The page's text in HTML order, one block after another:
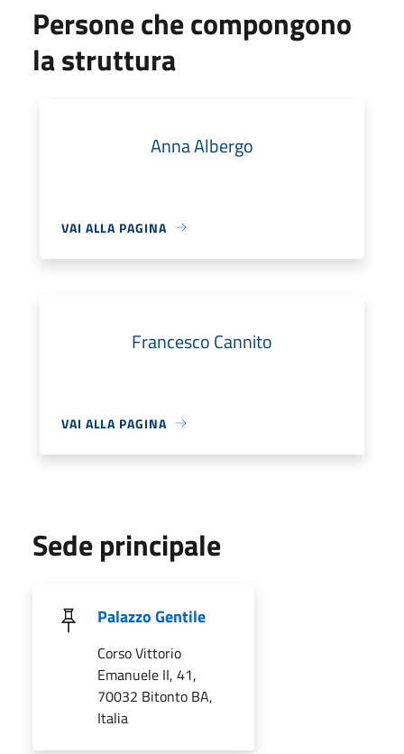
Persone che compongono
la struttura
Anna Albergo
VAI ALLA PAGINA
Francesco Cannito
VAI ALLA PAGINA
Sede principale
Palazzo Gentile
Corso Vittorio
Emanuele II, 41,
70032 Bitonto BA,
Italia